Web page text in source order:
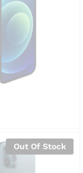
Out Of Stock